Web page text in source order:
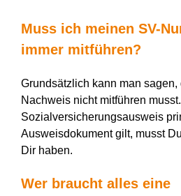
Muss ich meinen SV-
immer mitführen?
Grundsätzlich kann man
Nachweis nicht mitführen
Sozialversicherungsausweis
Ausweisdokument gilt, musst
Dir haben.
Wer braucht alles eine